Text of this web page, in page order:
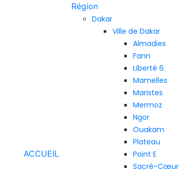
ACCUEIL
Région
Dakar
Ville de Dakar
Almadies
Fann
Liberté 6
Mamelles
Maristes
Mermoz
Ngor
Ouakam
Plateau
Point E
Sacré-Cœur